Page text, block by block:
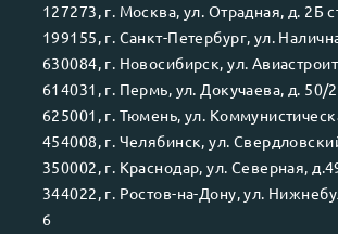
127273, г. Москва, ул. Отрадная, д. 2Б
199155, г. Санкт-Петербург, ул.
630084, г. Новосибирск, ул.
614031 , г. Пермь, ул. Докучаева, д. 50/2
625001 , г. Тюмень, ул.
454008, г. Челябинск, ул.
350002, г. Краснодар, ул. Северная,
344022, г. Ростов-на-Дону, ул.
6